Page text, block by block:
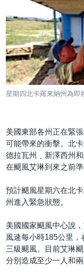
到
導
航
跳
轉
到
檢
揭謊頻道
美國
中國
國際
每日視頻新聞
VOA 60秒 (國際)
美國專訊
視頻存檔
YOUTUBE頻道
音頻
時事經緯
新聞音頻
海外港人
港人港心
美國透視
建國史話
廣播節目表
國語
關注我們
其他語言網站
星期四北卡羅來納州為即
美國東部各州正在緊
可能帶來的衝擊。北
德拉瓦州﹑新澤西州
在颶風艾琳到來之前準
預計颶風星期六在北
州進入緊急狀態。
美國國家颶風中心說
風速每小時185公里
三級颶風。目前艾琳
分別造成至少一人和兩